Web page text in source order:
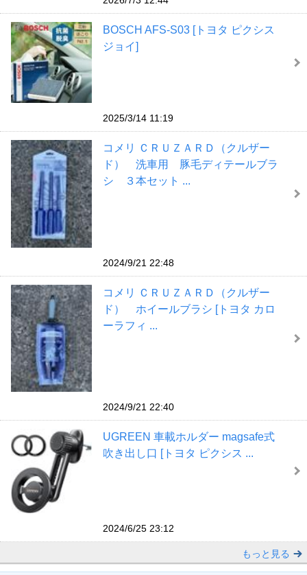
BOSCH AFS-S03 [トヨタ ピクシス
ジョイ]
2025/3/14 11:19
コメリ ＣＲＵＺＡＲＤ（クルザー
ド） 洗車用 豚毛ディテールブラ
シ ３本セット ...
2024/9/21 22:48
コメリ ＣＲＵＺＡＲＤ（クルザー
ド） ホイールブラシ [トヨタ カロ
ーラフィ ...
2024/9/21 22:40
UGREEN 車載ホルダー magsafe式
吹き出し口 [トヨタ ピクシス ...
2024/6/25 23:12
もっと見る